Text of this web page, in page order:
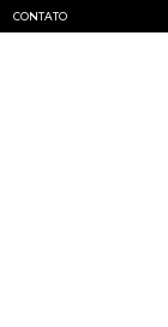
CONTATO